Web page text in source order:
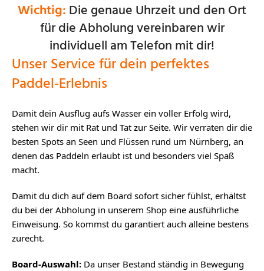
Wichtig: Die genaue Uhrzeit und den Ort
für die Abholung vereinbaren wir
individuell am Telefon mit dir!
Unser Service für dein perfektes
Paddel-Erlebnis
Damit dein Ausflug aufs Wasser ein voller Erfolg wird,
stehen wir dir mit Rat und Tat zur Seite. Wir verraten dir die
besten Spots an Seen und Flüssen rund um Nürnberg, an
denen das Paddeln erlaubt ist und besonders viel Spaß
macht.
Damit du dich auf dem Board sofort sicher fühlst, erhältst
du bei der Abholung in unserem Shop eine ausführliche
Einweisung. So kommst du garantiert auch alleine bestens
zurecht.
Board-Auswahl: Da unser Bestand ständig in Bewegung